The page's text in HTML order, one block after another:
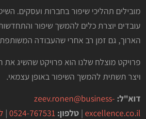
מובילים תהליכי שיפור בחברות ועסקים.
עובדים יוצרת כלים להמשך שיפור
הארוך, גם זמן רב אחרי שהעבודה
פרויקט מוצלח שלנו הוא פרויקט שהשיג את
ויצר תשתית להמשך השיפור באופן עצמאי.
דוא"ל: zeev.ronen@business-
excellence.co.il
| טלפון: 0524-767531
|